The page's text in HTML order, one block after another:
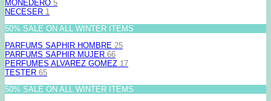
MONEDERO 5
NECESER 1
50% SALE ON ALL WINTER ITEMS
PARFUMS SAPHIR HOMBRE 25
PARFUMS SAPHIR MUJER 66
PERFUMES ALVAREZ GOMEZ 17
TESTER 65
50% SALE ON ALL WINTER ITEMS